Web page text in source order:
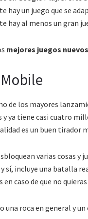
hay un juego que se
hay al menos un gran
mejores juegos
de los mayores
ya tiene casi cuatro
es un buen tirador
varias cosas
sí, incluye una batalla
caso de que no quieras
una roca en general y